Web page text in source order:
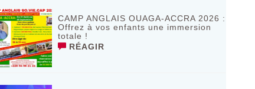
RÉAGIR
CAMP ANGLAIS OUAGA-ACCRA 2026 :
Offrez à vos enfants une immersion
totale !
RÉAGIR